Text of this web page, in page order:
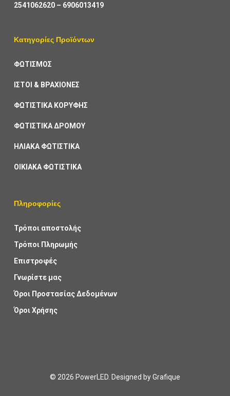
2541062620– 6906013419
Κατηγορίες Προϊόντων
ΦΩΤΙΣΜΟΣ
ΙΣΤΟΙ & ΒΡΑΧΙΟΝΕΣ
ΦΩΤΙΣΤΙΚΑ ΚΟΡΥΦΗΣ
ΦΩΤΙΣΤΙΚΑ ΔΡΟΜΟΥ
ΗΛΙΑΚΑ ΦΩΤΙΣΤΙΚΑ
ΟΙΚΙΑΚΑ ΦΩΤΙΣΤΙΚΑ
Πληροφορίες
Τρόποι αποστολής
Τρόποι Πληρωμής
Επιστροφές
Γνωρίστε μας
Όροι Προστασίας Δεδομένων
Όροι Χρήσης
© 2026 PowerLED. Designed byGrafique